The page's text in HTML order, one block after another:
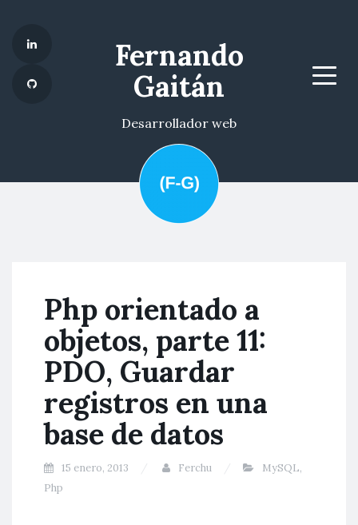
Fernando
Gaitán
Desarrollador web
Menu
Php orientado a
objetos, parte 11:
PDO, Guardar
registros en una
base de datos
15 enero, 2013 Ferchu MySQL,
Php